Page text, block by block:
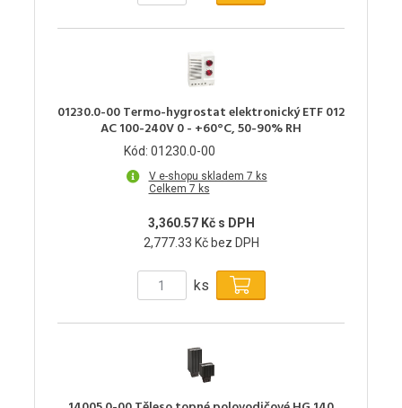
01230.0-00 Termo-hygrostat elektronický ETF 012
AC 100-240V 0 - +60°C, 50-90% RH
Kód: 01230.0-00
V e-shopu skladem 7 ks
Celkem 7 ks
3,360.57 Kč s DPH
2,777.33 Kč bez DPH
ks